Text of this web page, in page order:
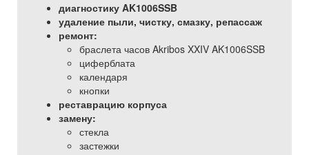
диагностику AK1006SSB
удаление пыли, чистку, смазку, репассаж
ремонт:
браслета часов Akribos XXIV AK1006SSB
циферблата
календаря
кнопки
реставрацию корпуса
замену:
стекла
застежки